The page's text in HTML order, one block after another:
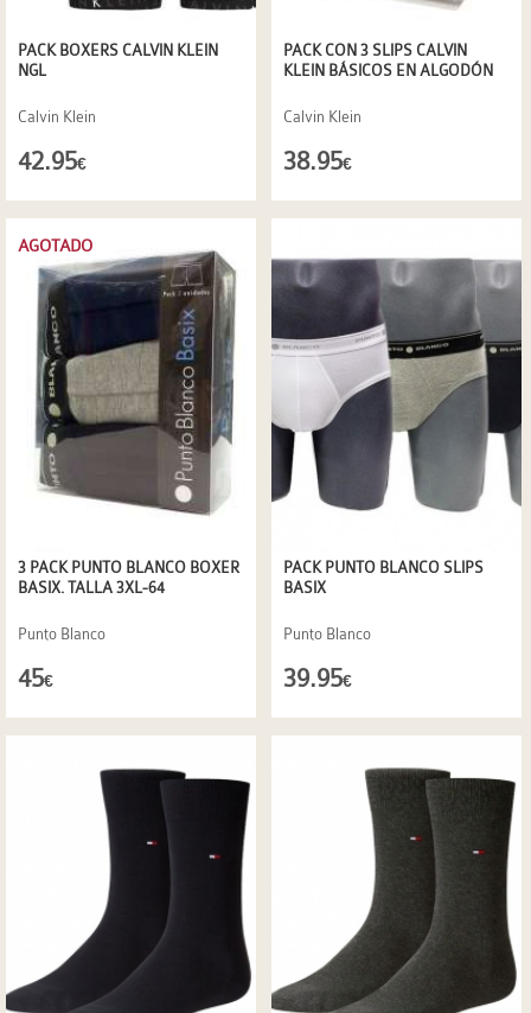
PACK BOXERS CALVIN KLEIN
NGL
Calvin Klein
42.95€
PACK CON 3 SLIPS CALVIN
KLEIN BÁSICOS EN ALGODÓN
Calvin Klein
38.95€
3 PACK PUNTO BLANCO BOXER
BASIX. TALLA 3XL-64
Punto Blanco
AGOTADO
45€
PACK PUNTO BLANCO SLIPS
BASIX
Punto Blanco
39.95€